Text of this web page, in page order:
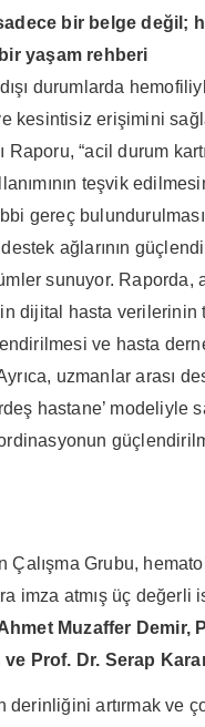
bir belge değil;
yaşam rehberi
durumlarda
kesintisiz erişimini
Raporu, “acil durum
teşvik
gereç
ağlarının
sunuyor. Raporda,
dijital hasta verilerinin
ve hasta
uzmanlar arası
hastane’ modeliyle
Çalışma Grubu,
imza atmış üç değerli
Muzaffer Demir,
Prof. Dr. Serap
derinliğini artırmak ve